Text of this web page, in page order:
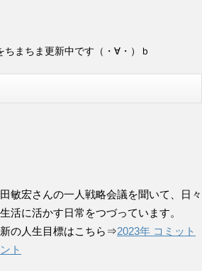
まちま更新中です（・∀・）ｂ
敏宏さんの一人戦略会議を聞いて、日々
活に活かす日常をつづっています。
の人生目標はこちら⇒2023年 コミット
ト